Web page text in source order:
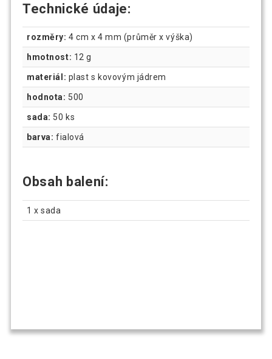
Technické údaje:
rozměry: 4 cm x 4 mm (průměr x výška)
hmotnost: 12 g
materiál: plast s kovovým jádrem
hodnota: 500
sada: 50 ks
barva: fialová
Obsah balení:
1 x sada